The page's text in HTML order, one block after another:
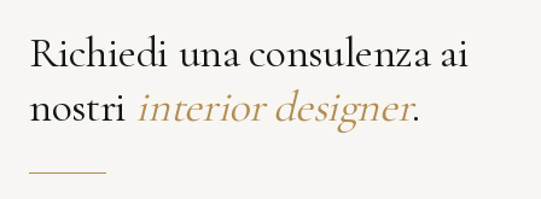
Richiedi una consulenza ai
nostri interior designer.